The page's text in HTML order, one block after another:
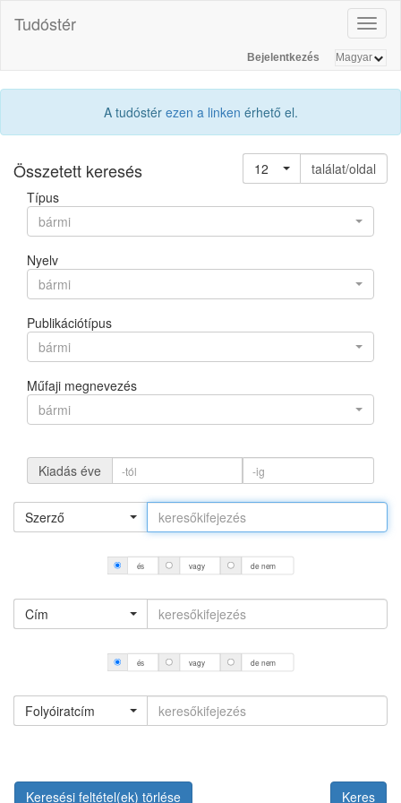
Tudóstér
Bejelentkezés
A tudóstér ezen a linken érhető el.
Összetett keresés 12
találat/oldal
Típus
bármi
Nyelv
bármi
Publikációtípus
bármi
Műfaji megnevezés
bármi
Kiadás éve
Szerző
és vagy de nem
Cím
és vagy de nem
Folyóiratcím
Keresési feltétel(ek) törlése